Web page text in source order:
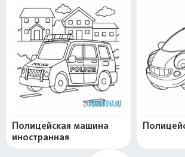
Полицейская машина
иностранная